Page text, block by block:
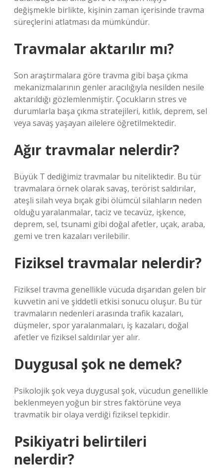
değişmekle birlikte, kişinin zaman içerisinde travma
süreçlerini atlatması da mümkündür.
Travmalar aktarılır mı?
Son araştırmalara göre travma gibi başa çıkma
mekanizmalarının genler aracılığıyla nesilden nesile
aktarıldığı gözlemlenmiştir. Çocukların stres ve
durumlarla başa çıkma stratejileri, kıtlık, deprem, sel
veya savaş yaşayan ailelere öğretilmektedir.
Ağır travmalar nelerdir?
Büyük T dediğimiz travmalar bu niteliktedir. Bu tür
travmalara örnek olarak savaş, terörist saldırılar,
ateşli silah veya bıçak gibi ölümcül silahların neden
olduğu yaralanmalar, taciz ve tecavüz, işkence,
deprem, sel, tsunami gibi doğal afetler, uçak, araba,
gemi ve tren kazaları verilebilir.
Fiziksel travmalar nelerdir?
Fiziksel travma genellikle vücuda dışarıdan gelen bir
kuvvetin ani ve şiddetli etkisi sonucu oluşur. Bu tür
travmaların nedenleri arasında trafik kazaları,
düşmeler, spor yaralanmaları, iş kazaları, doğal
afetler ve fiziksel saldırılar yer alır.
Duygusal şok ne demek?
Psikolojik şok veya duygusal şok, vücudun genellikle
beklenmeyen yoğun bir stres faktörüne veya
travmatik bir olaya verdiği fiziksel tepkidir.
Psikiyatri belirtileri
nelerdir?